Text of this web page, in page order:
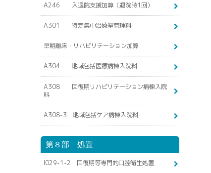
A246 入退院支援加算（退院時1回）
A301 特定集中治療室管理料
早期離床・リハビリテーション加算
A304 地域包括医療病棟入院料
A308 回復期リハビリテーション病棟入院
料
A308-3 地域包括ケア病棟入院料
第８部 処置
I029-1-2 回復期等専門的口腔衛生処置